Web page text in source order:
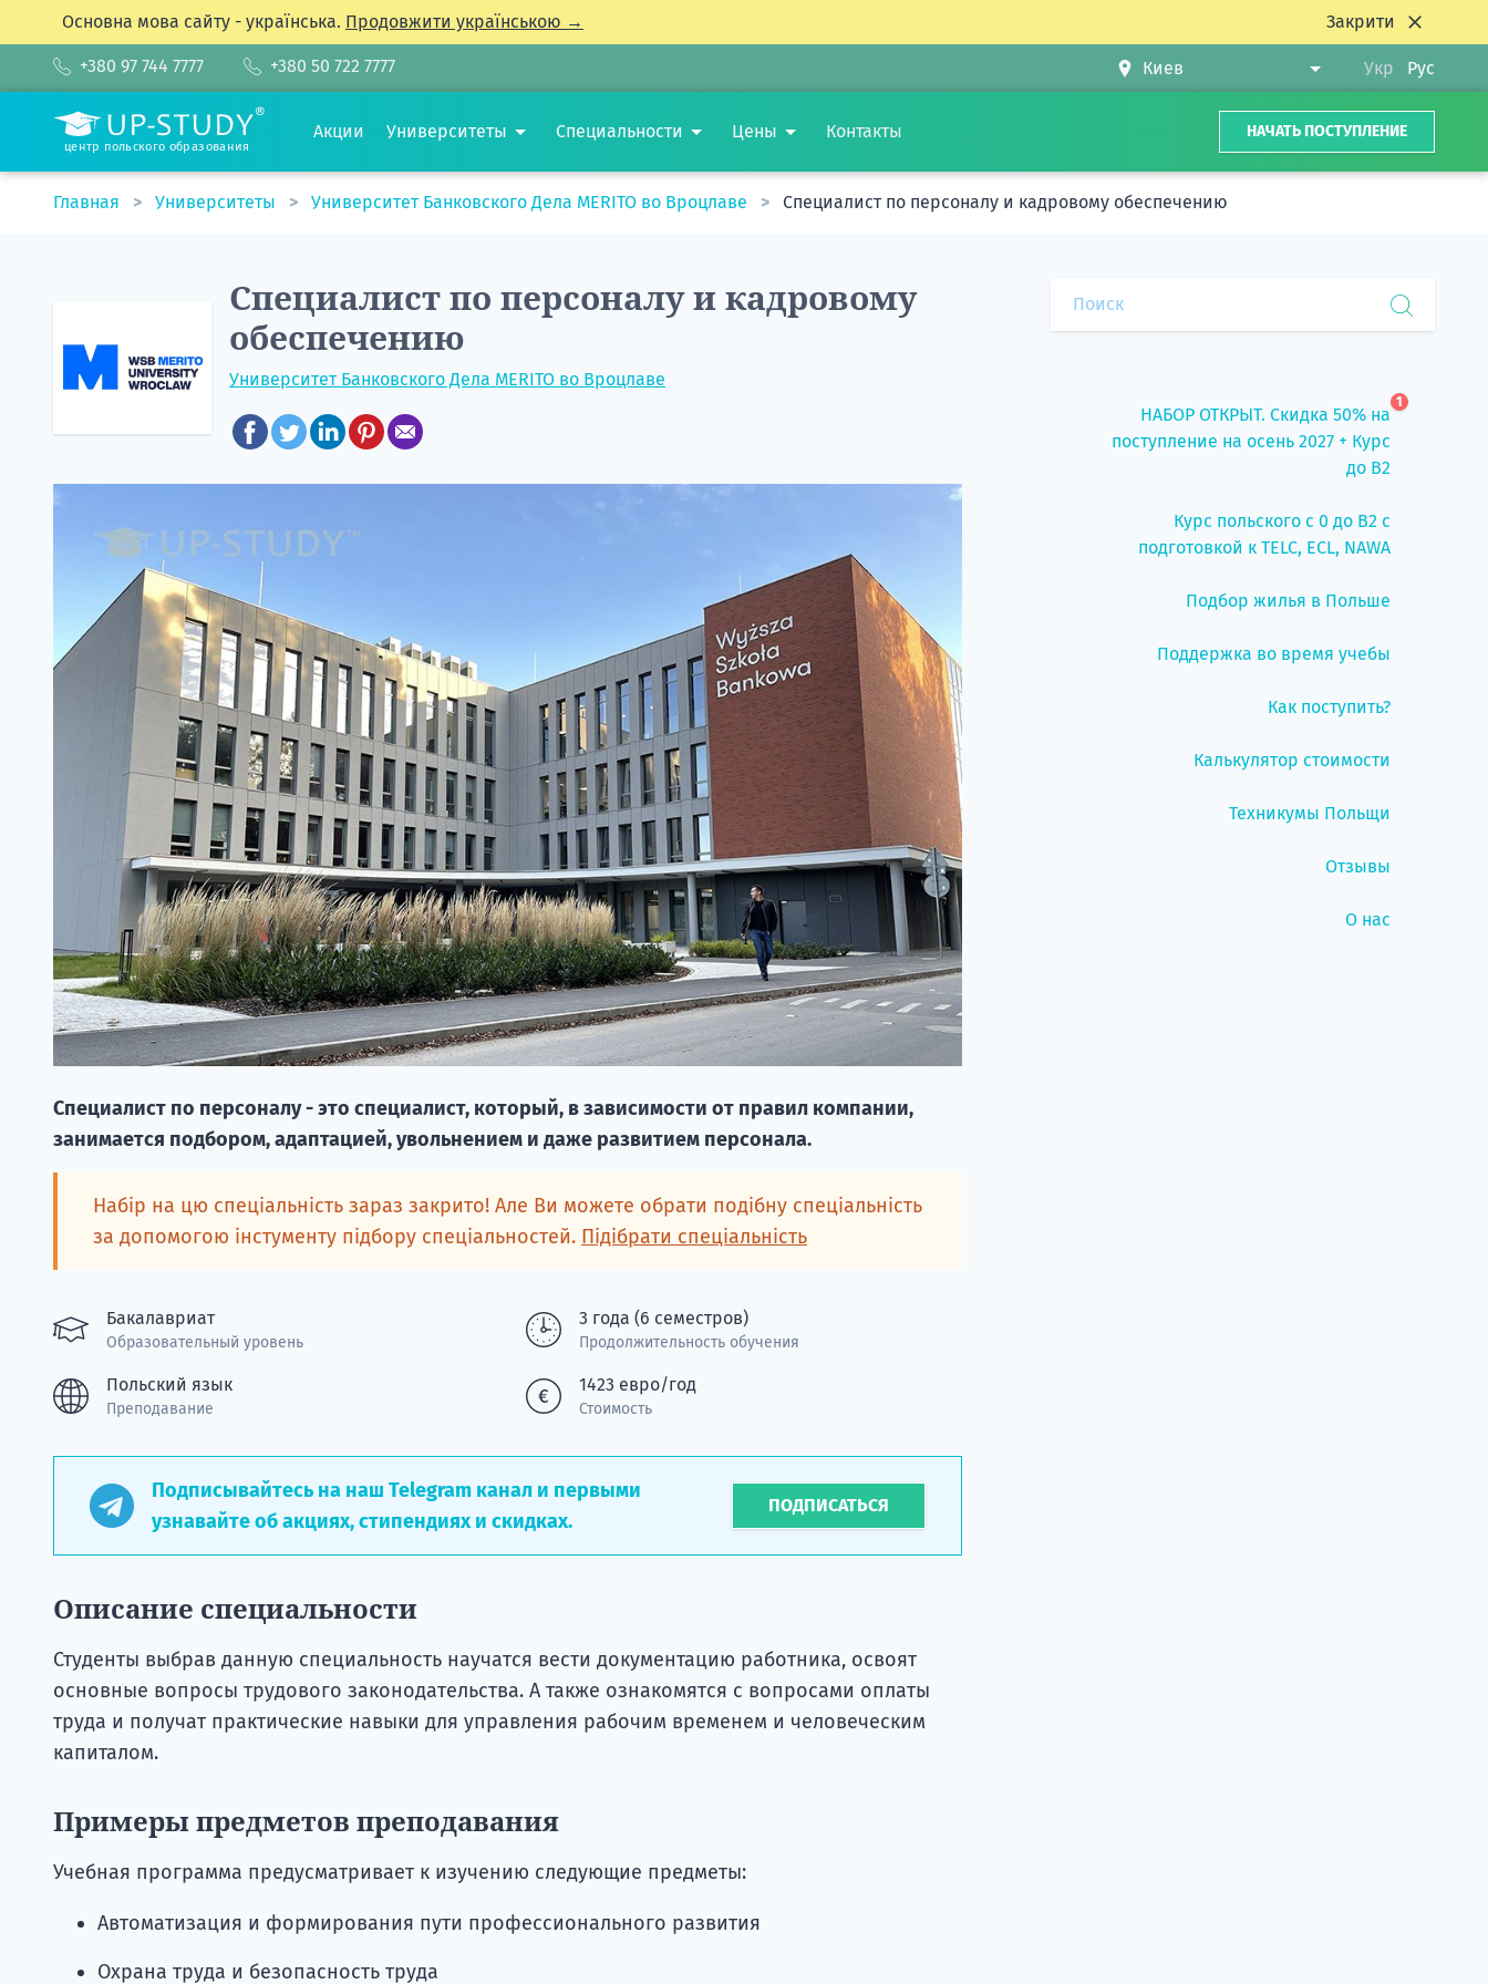
Основна мова сайту - українська. Продовжити українською → Закрити
+380 97 744 7777 +380 50 722 7777 Укр Рус
центр польского образования
Акции Университеты Специальности Цены Контакты НАЧАТЬ ПОСТУПЛЕНИЕ
Главная Университеты Университет Банковского Дела MERITO во Вроцлаве Специалист по персоналу и кадровому обеспечению
Специалист по персоналу и кадровому
обеспечению
Университет Банковского Дела MERITO во Вроцлаве
Специалист по персоналу - это специалист, который, в зависимости от правил компании,
занимается подбором, адаптацией, увольнением и даже развитием персонала.
Набір на цю спеціальність зараз закрито! Але Ви можете обрати подібну спеціальність
за допомогою інстументу підбору спеціальностей. Підібрати спеціальність
Бакалавриат
Образовательный уровень
3 года (6 семестров)
Продолжительность обучения
Польский язык
Преподавание
1423 евро/год
Стоимость
Подписывайтесь на наш Telegram канал и первыми
узнавайте об акциях, стипендиях и скидках.
ПОДПИСАТЬСЯ
Описание специальности
Студенты выбрав данную специальность научатся вести документацию работника, освоят
основные вопросы трудового законодательства. А также ознакомятся с вопросами оплаты
труда и получат практические навыки для управления рабочим временем и человеческим
капиталом.
Примеры предметов преподавания
Учебная программа предусматривает к изучению следующие предметы:
Автоматизация и формирования пути профессионального развития
Охрана труда и безопасность труда
НАБОР ОТКРЫТ. Скидка 50% на
поступление на осень 2027 + Курс
до B2
1
Курс польского с 0 до B2 с
подготовкой к TELC, ECL, NAWA
Подбор жилья в Польше
Поддержка во время учебы
Как поступить?
Калькулятор стоимости
Техникумы Польщи
Отзывы
О нас